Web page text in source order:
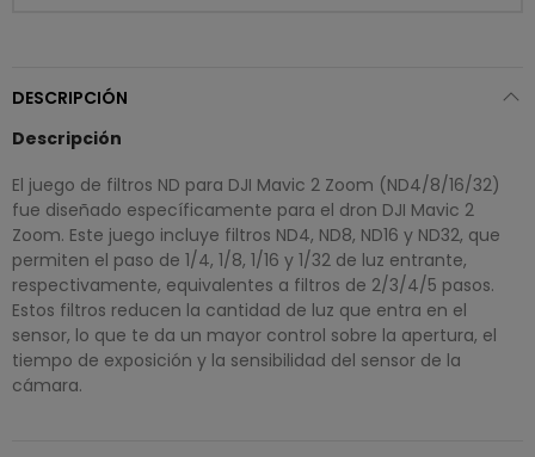
DESCRIPCIÓN
Descripción
El juego de filtros ND para DJI Mavic 2 Zoom (ND4/8/16/32)
fue diseñado específicamente para el dron DJI Mavic 2
Zoom. Este juego incluye filtros ND4, ND8, ND16 y ND32, que
permiten el paso de 1/4, 1/8, 1/16 y 1/32 de luz entrante,
respectivamente, equivalentes a filtros de 2/3/4/5 pasos.
Estos filtros reducen la cantidad de luz que entra en el
sensor, lo que te da un mayor control sobre la apertura, el
tiempo de exposición y la sensibilidad del sensor de la
cámara.